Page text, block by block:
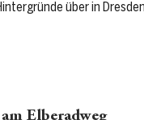
über in
Elberadweg